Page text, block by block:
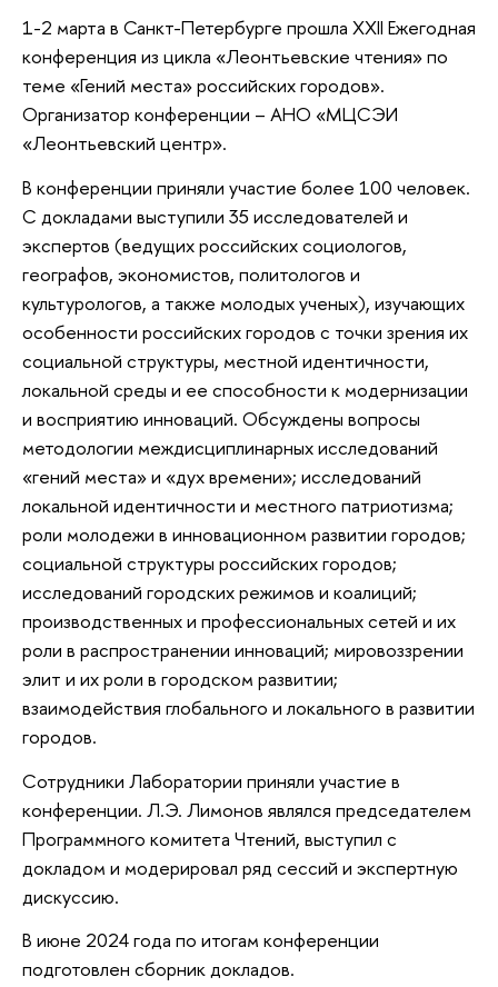
1-2 марта в Санкт-Петербурге прошла XXII Ежегодная
конференция из цикла «Леонтьевские чтения» по
теме «Гений места» российских городов».
Организатор конференции – АНО «МЦСЭИ
«Леонтьевский центр».
В конференции приняли участие более 100 человек.
С докладами выступили 35 исследователей и
экспертов (ведущих российских социологов,
географов, экономистов, политологов и
культурологов, а также молодых ученых), изучающих
особенности российских городов с точки зрения их
социальной структуры, местной идентичности,
локальной среды и ее способности к модернизации
и восприятию инноваций. Обсуждены вопросы
методологии междисциплинарных исследований
«гений места» и «дух времени»; исследований
локальной идентичности и местного патриотизма;
роли молодежи в инновационном развитии городов;
социальной структуры российских городов;
исследований городских режимов и коалиций;
производственных и профессиональных сетей и их
роли в распространении инноваций; мировоззрении
элит и их роли в городском развитии;
взаимодействия глобального и локального в развитии
городов.
Сотрудники Лаборатории приняли участие в
конференции. Л.Э. Лимонов являлся председателем
Программного комитета Чтений, выступил с
докладом и модерировал ряд сессий и экспертную
дискуссию.
В июне 2024 года по итогам конференции
подготовлен сборник докладов.